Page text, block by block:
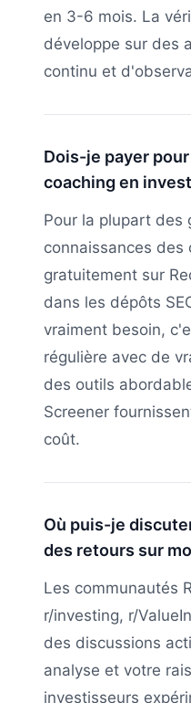
en 3-6 mois. La
développe sur des
continu et
Dois-je payer
coaching en
Pour la plupart des
connaissances des
gratuitement sur
dans les dépôts
vraiment besoin,
régulière avec de
des outils
Screener
coût.
Où puis-je
des retours sur
Les communautés
r/investing, r/
des discussions
analyse et votre
investisseurs